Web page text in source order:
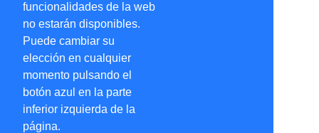
funcionalidades de la web
no estarán disponibles.
Puede cambiar su
elección en cualquier
momento pulsando el
botón azul en la parte
inferior izquierda de la
página.